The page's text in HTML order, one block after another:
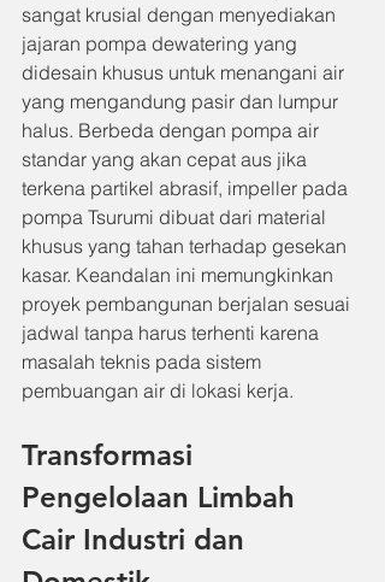
sangat krusial dengan menyediakan
jajaran pompa dewatering yang
didesain khusus untuk menangani air
yang mengandung pasir dan lumpur
halus. Berbeda dengan pompa air
standar yang akan cepat aus jika
terkena partikel abrasif, impeller pada
pompa Tsurumi dibuat dari material
khusus yang tahan terhadap gesekan
kasar. Keandalan ini memungkinkan
proyek pembangunan berjalan sesuai
jadwal tanpa harus terhenti karena
masalah teknis pada sistem
pembuangan air di lokasi kerja.
Transformasi
Pengelolaan Limbah
Cair Industri dan